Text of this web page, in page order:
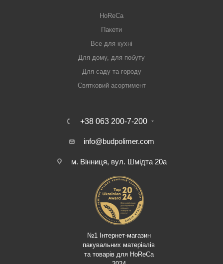
HoReCa
Пакети
Все для кухні
Для дому, для побуту
Для саду та городу
Святковий асортимент
+38 063 200-7-200
info@budpolimer.com
м. Вінниця, вул. Шмідта 20а
№1 Інтернет-магазин
пакувальних матеріалів
та товарів для HoReCa